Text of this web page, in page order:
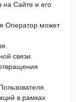
на Сайте и его
Оператор может
связи.
в рамках